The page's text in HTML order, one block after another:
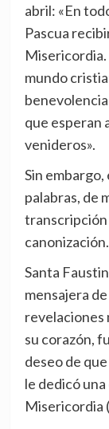
abril: «En
Pascua
mundo
que esperan
venideros».
Sin embargo,
palabras, de
transcripción
canonización.
Santa
mensajera
revelaciones
su corazón,
deseo de
le dedicó una
Misericordia